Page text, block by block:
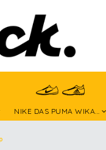
NIKE DAS PUMA WIKA...